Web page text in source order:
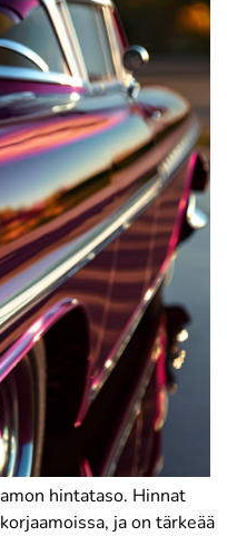
hintataso. Hinnat
ja on tärkeää